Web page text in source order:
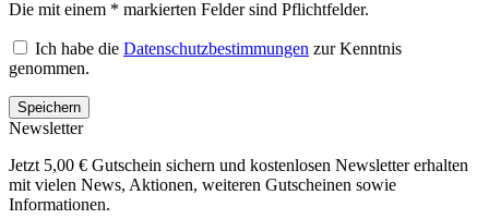
Die mit einem * markierten Felder sind Pflichtfelder.
Ich habe die Datenschutzbestimmungen zur Kenntnis
genommen.
Newsletter
Jetzt 5,00 € Gutschein sichern und kostenlosen Newsletter erhalten
mit vielen News, Aktionen, weiteren Gutscheinen sowie
Informationen.